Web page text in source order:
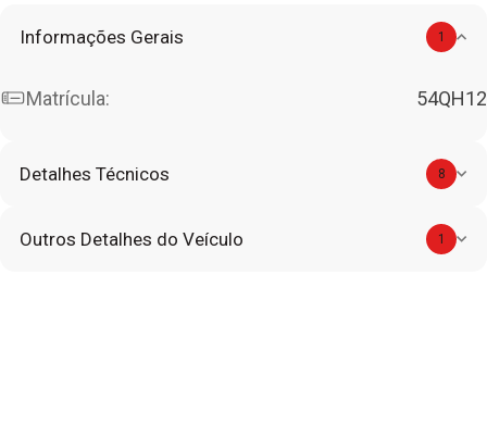
Informações Gerais 1
Matrícula: 54QH12
Detalhes Técnicos 8
Outros Detalhes do Veículo 1